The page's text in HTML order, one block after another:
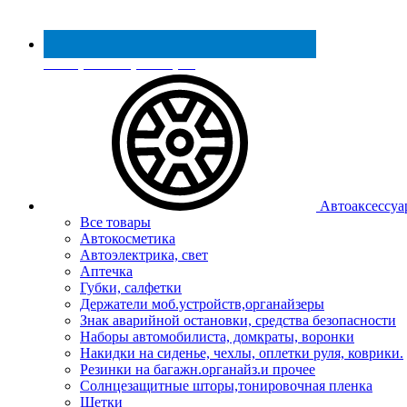
Реестр МинПромТорга
Все товары
Автокосметика
Автоэлектрика, свет
Аптечка
Губки, салфетки
Держатели моб.устройств,органайзеры
Знак аварийной остановки, средства безопасности
Наборы автомобилиста, домкраты, воронки
Накидки на сиденье, чехлы, оплетки руля, коврики.
Резинки на багажн.органайз.и прочее
Солнцезащитные шторы,тонировочная пленка
Щетки